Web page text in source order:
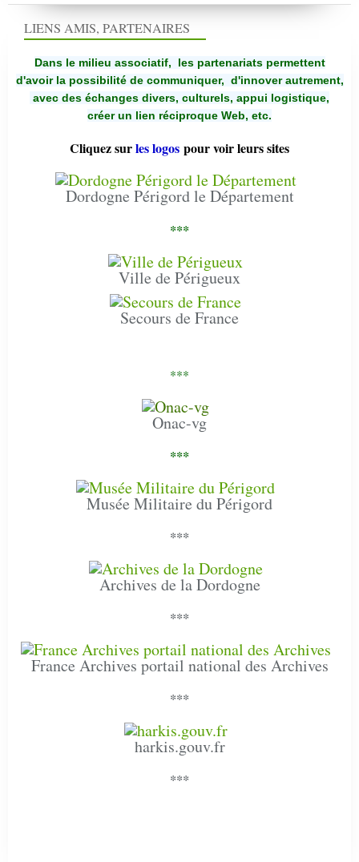
LIENS AMIS, PARTENAIRES
Dans le milieu associatif, les partenariats permettent
d'avoir la possibilité de communiquer, d'innover autrement,
avec des échanges divers, culturels, appui logistique,
créer un lien réciproque Web, etc.
Cliquez surles logos pour voir leurs sites
Dordogne Périgord le Département
***
Ville de Périgueux
Secours de France
***
Onac-vg
***
Musée Militaire du Périgord
***
Archives de la Dordogne
***
France Archives portail national des Archives
***
harkis.gouv.fr
***